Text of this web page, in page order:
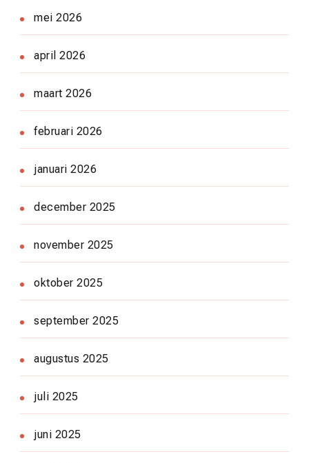
mei 2026
april 2026
maart 2026
februari 2026
januari 2026
december 2025
november 2025
oktober 2025
september 2025
augustus 2025
juli 2025
juni 2025